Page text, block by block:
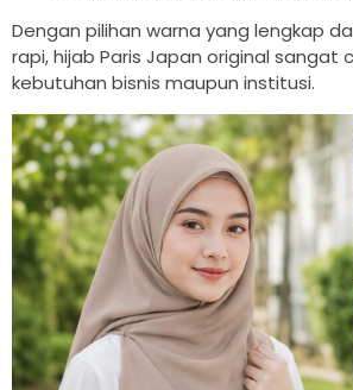
Dengan pilihan warna yang lengkap
rapi, hijab Paris Japan original sangat
kebutuhan bisnis maupun institusi.